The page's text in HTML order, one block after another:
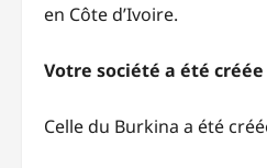
en Côte d’Ivoire.
Votre société a été
Celle du Burkina a été